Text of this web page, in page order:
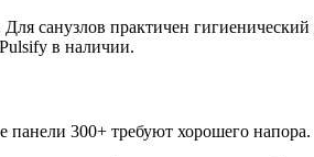
санузлов практичен
в наличии.
300+ требуют хорошего напора.